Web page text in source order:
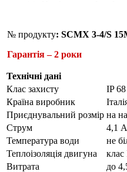
№ продукту: SCMX 3-4/S
Гарантія – 2 роки
Технічні дані
Клас захисту
IP 68
Країна виробник
Приєднувальний розмір на
Струм
4,1 А
Температура води
не
Теплоізоляція двигуна
клас
Витрата
до